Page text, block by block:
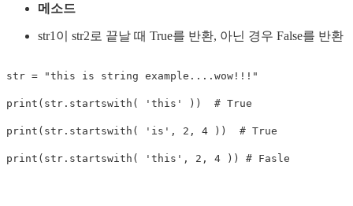
메소드
str1이 str2로 끝날 때 True를 반환, 아닌 경우 False를 반환
str = "this is string example....wow!!!"
print ( str . startswith ( 'this' ) ) # True
print ( str . startswith ( 'is' , 2 , 4 ) ) # True
print ( str . startswith ( 'this' , 2 , 4 ) ) # Fasle